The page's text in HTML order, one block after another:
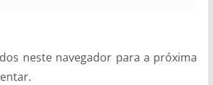
neste navegador para a próxima